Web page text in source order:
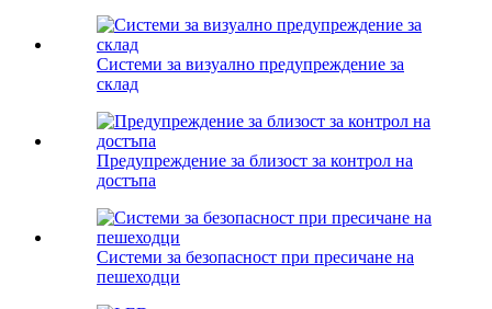
Системи за визуално предупреждение за
склад
Предупреждение за близост за контрол на
достъпа
Системи за безопасност при пресичане на
пешеходци